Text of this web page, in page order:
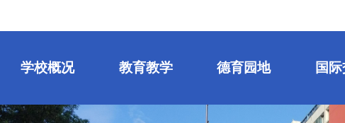
学校概况 教育教学 德育园地 国